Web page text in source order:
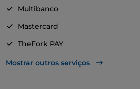
Multibanco
Mastercard
TheFork PAY
UnionPay via TheFork PAY
Mostrar outros serviços